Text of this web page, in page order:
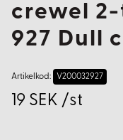
crewel
927 Dull
Artikelkod: V200032927
19 SEK /st